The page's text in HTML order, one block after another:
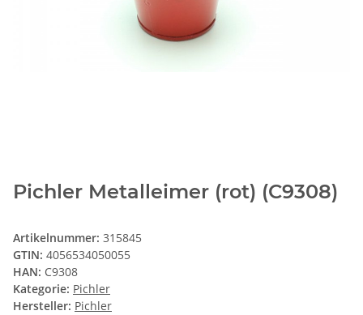
Pichler Metalleimer (rot) (C9308)
Artikelnummer: 315845
GTIN: 4056534050055
HAN: C9308
Kategorie: Pichler
Hersteller: Pichler